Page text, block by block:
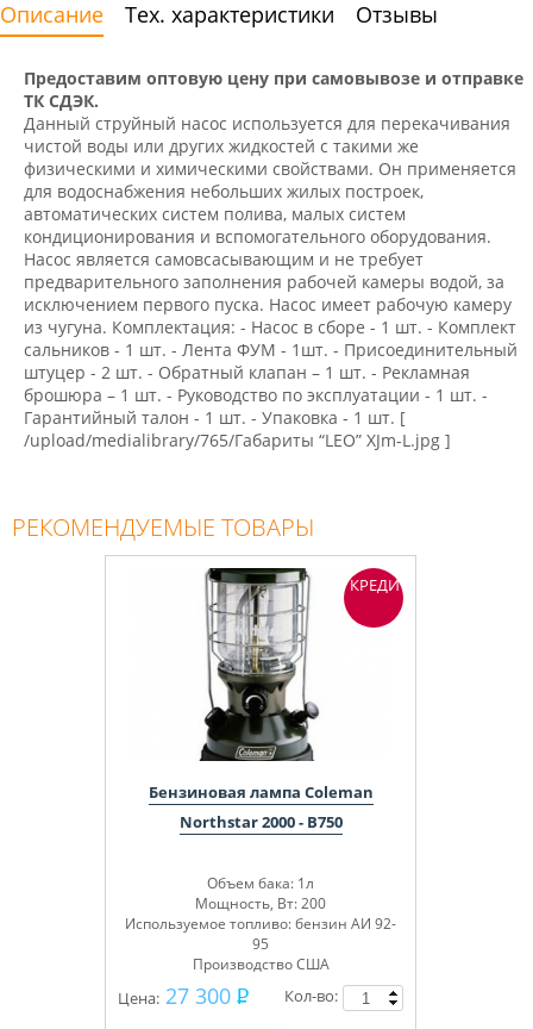
Описание Тех. характеристики Отзывы
Предоставим оптовую цену при самовывозе и отправке
ТК СДЭК.
Данный струйный насос используется для перекачивания
чистой воды или других жидкостей с такими же
физическими и химическими свойствами. Он применяется
для водоснабжения небольших жилых построек,
автоматических систем полива, малых систем
кондиционирования и вспомогательного оборудования.
Насос является самовсасывающим и не требует
предварительного заполнения рабочей камеры водой, за
исключением первого пуска. Насос имеет рабочую камеру
из чугуна. Комплектация: - Насос в сборе - 1 шт. - Комплект
сальников - 1 шт. - Лента ФУМ - 1шт. - Присоединительный
штуцер - 2 шт. - Обратный клапан – 1 шт. - Рекламная
брошюра – 1 шт. - Руководство по эксплуатации - 1 шт. -
Гарантийный талон - 1 шт. - Упаковка - 1 шт. [
/upload/medialibrary/765/Габариты “LEO” XJm-L.jpg ]
РЕКОМЕНДУЕМЫЕ ТОВАРЫ
Бензиновая лампа Coleman
Northstar 2000 - B750
Объем бака: 1л
Мощность, Вт: 200
Используемое топливо: бензин АИ 92-
95
Производство США
Цена: 27 300
Кол-во:
КРЕДИТ